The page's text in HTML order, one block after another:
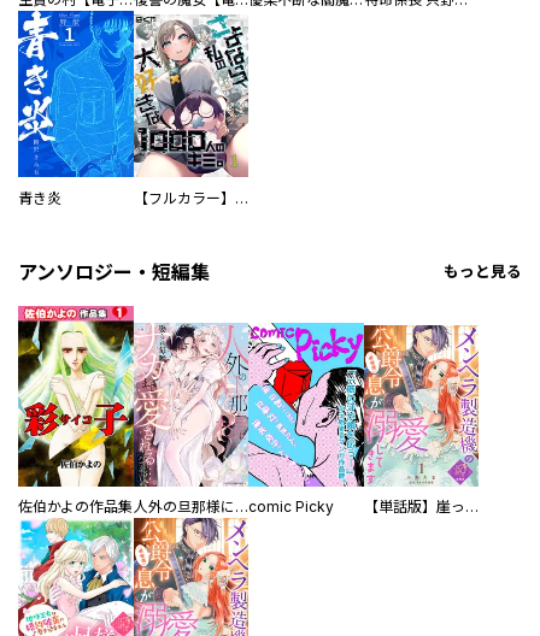
青き炎 【フルカラー】さよなら、私の大好きな１０００人のキミ。
アンソロジー・短編集 もっと見る
佐伯かよの作品集 人外の旦那様に娶られ毎晩ナカまで愛される…。アンソロジーcomic Picky 【単話版】崖っぷち令嬢ですが、意地と策略で幸せになります！シリーズ